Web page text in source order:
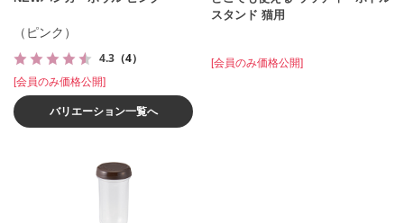
（ピンク）
4.3 （4）
[会員のみ価格公開]
バリエーション一覧へ
スタンド 猫用
[会員のみ価格公開]